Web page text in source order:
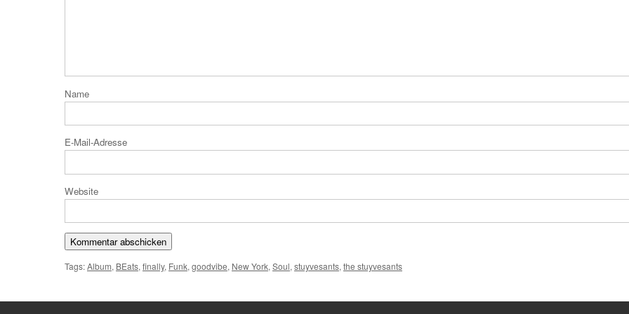
E-Mail-
Website
Tags:Album, BEats, finally, Funk, goodvibe, New York, Soul, stuyvesants, the stuyvesants